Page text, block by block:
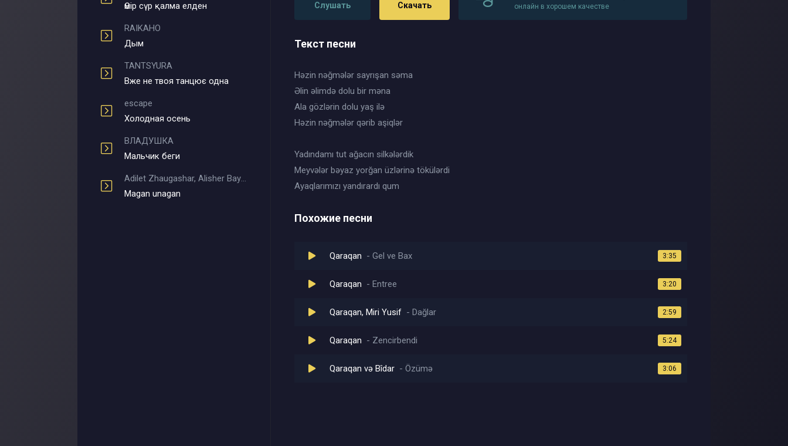
Өмір сүр қалма елден
RAIKAHO
Дым
TANTSYURA
Вже не твоя танцює одна
escape
Холодная осень
ВЛАДУШКА
Мальчик беги
Adilet Zhaugashar, Alisher Bayniyazov
Magan unagan
Слушать Скачать
онлайн в хорошем качестве
Текст песни
Həzin nəğmələr sayrışan səma
Əlin əlimdə dolu bir məna
Ala gözlərin dolu yaş ilə
Həzin nəğmələr qərib aşiqlər
Yadındamı tut ağacın silkələrdik
Meyvələr bəyaz yorğan üzlərinə tökülərdi
Ayaqlarımızı yandırardı qum
Похожие песни
Qaraqan Gel ve Bax 3:35
Qaraqan Entree 3:20
Qaraqan, Miri Yusif Dağlar 2:59
Qaraqan Zencirbendi 5:24
Qaraqan və Bîdar Özümə 3:06